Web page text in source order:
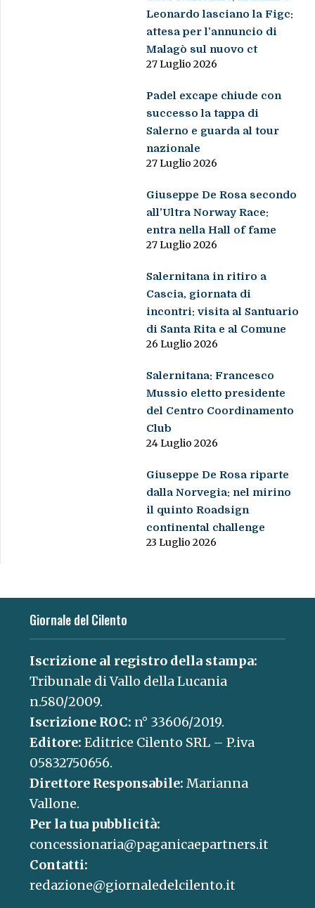
Leonardo lasciano la Figc:
attesa per l’annuncio di
Malagò sul nuovo ct
27 Luglio 2026
Padel excape chiude con
successo la tappa di
Salerno e guarda al tour
nazionale
27 Luglio 2026
Giuseppe De Rosa secondo
all’Ultra Norway Race:
entra nella Hall of fame
27 Luglio 2026
Salernitana in ritiro a
Cascia, giornata di
incontri: visita al Santuario
di Santa Rita e al Comune
26 Luglio 2026
Salernitana: Francesco
Mussio eletto presidente
del Centro Coordinamento
Club
24 Luglio 2026
Giuseppe De Rosa riparte
dalla Norvegia: nel mirino
il quinto Roadsign
continental challenge
23 Luglio 2026
Giornale del Cilento
Iscrizione al registro della stampa:
Tribunale di Vallo della Lucania
n.580/2009.
Iscrizione ROC: n° 33606/2019.
Editore: Editrice Cilento SRL – P.iva
05832750656.
Direttore Responsabile: Marianna
Vallone.
Per la tua pubblicità:
concessionaria@paganicaepartners.it
Contatti:
redazione@giornaledelcilento.it